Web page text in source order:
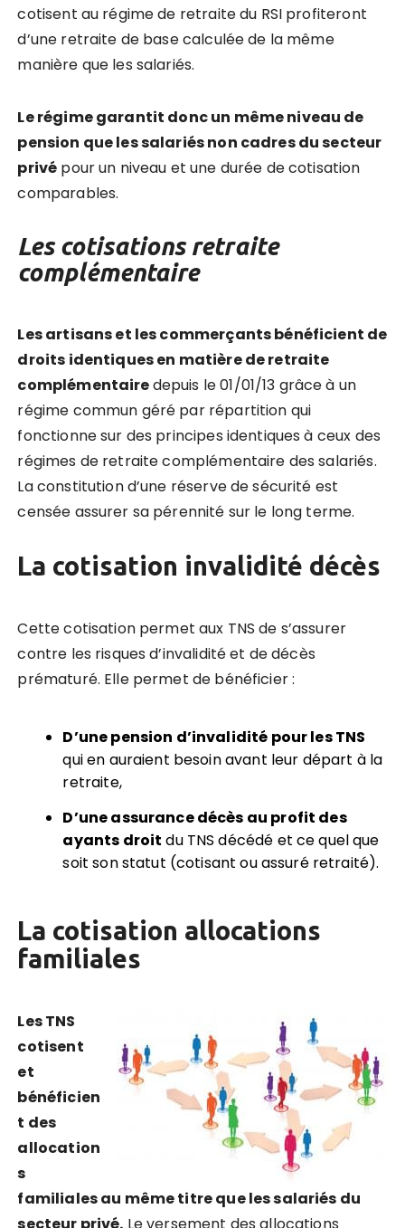
cotisent au régime de retraite du RSI profiteront
d’une retraite de base calculée de la même
manière que les salariés.
Le régime garantit donc un même niveau de
pension que les salariés non cadres du secteur
privé pour un niveau et une durée de cotisation
comparables.
Les cotisations retraite
complémentaire
Les artisans et les commerçants bénéficient de
droits identiques en matière de retraite
complémentairedepuis le 01/01/13 grâce à un
régime commun géré par répartition qui
fonctionne sur des principes identiques à ceux des
régimes de retraite complémentaire des salariés.
La constitution d’une réserve de sécurité est
censée assurer sa pérennité sur le long terme.
La cotisation invalidité décès
Cette cotisation permet aux TNS de s’assurer
contre les risques d’invalidité et de décès
prématuré. Elle permet de bénéficier :
D’une pension d’invalidité pour les TNS
qui en auraient besoin avant leur départ à la
retraite,
D’une assurance décès au profit des
ayants droit du TNS décédé et ce quel que
soit son statut (cotisant ou assuré retraité).
La cotisation allocations
familiales
Les TNS
cotisent
et
bénéficien
t des
allocation
s
familiales au même titre que les salariés du
secteur privé. Le versement des allocations